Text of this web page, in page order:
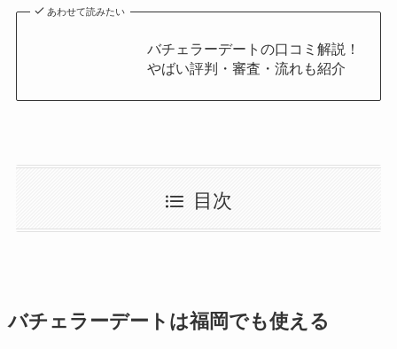
あわせて読みたい
バチェラーデートの口コミ解説！
やばい評判・審査・流れも紹介
目次
バチェラーデートは福岡でも使える